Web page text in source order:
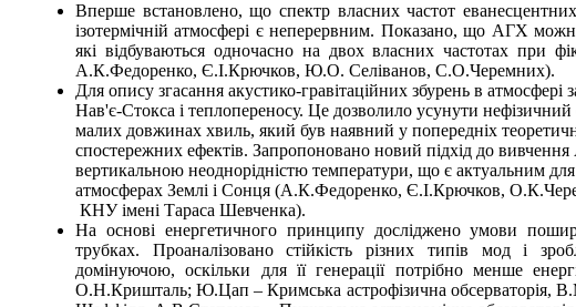
Вперше встановлено, що спектр власних частот
ізотермічній атмосфері є неперервним. Показано, що АГХ
які відбуваються одночасно на двох власних частотах при
А.К.Федоренко, Є.І.Крючков, Ю.О. Селіванов, C.О.Черемних).
Для опису згасання акустико-гравітаційних збурень в атмосфері
Нав'є-Стокса і теплопереносу. Це дозволило усунути
малих довжинах хвиль, який був наявний у попередніх
спостережних ефектів. Запропоновано новий підхід до
вертикальною неоднорідністю температури, що є актуальним для
атмосферах Землі і Сонця (А.К.Федоренко, Є.І.Крючков,
КНУ імені Тараса Шевченка).
На основі енергетичного принципу досліджено умови
трубках. Проаналізовано стійкість різних типів мод і
домінуючою, оскільки для її генерації потрібно менше
О.Н.Кришталь; Ю.Цап – Кримська астрофізична обсерваторія,